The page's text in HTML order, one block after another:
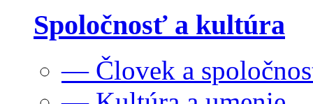
Spoločnosť a kultúra
— Človek a